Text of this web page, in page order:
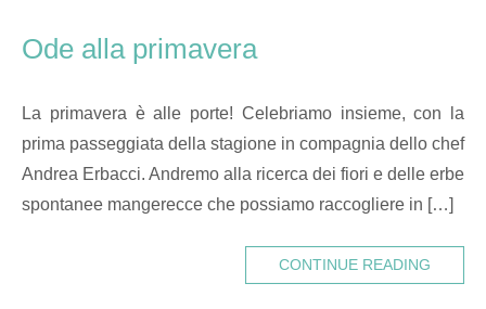
Ode alla primavera
La primavera è alle porte! Celebriamo insieme, con la
prima passeggiata della stagione in compagnia dello chef
Andrea Erbacci. Andremo alla ricerca dei fiori e delle erbe
spontanee mangerecce che possiamo raccogliere in […]
CONTINUE READING